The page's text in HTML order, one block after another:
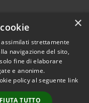
© 2026 • Comune di
• Accesso
×
strettamente
navigazione del sito,
fine di elaborare
e anonime.
policy al seguente link
TUTTO